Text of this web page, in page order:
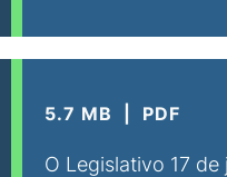
5.7 MB PDF
O Legislativo 17